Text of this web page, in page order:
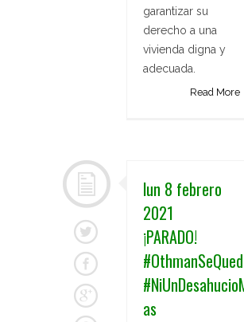
garantizar su
derecho a una
vivienda digna y
adecuada.
Read
lun 8 febrero
2021
¡PARADO!
as